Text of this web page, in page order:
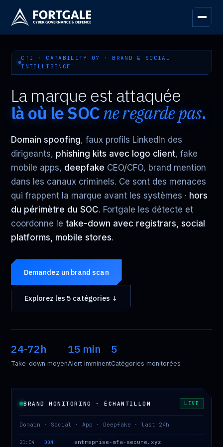
CTI · CAPABILITY 07 · BRAND & SOCIAL
INTELLIGENCE
La marque est attaquée
là où le SOCne regarde pas.
Domain spoofing, faux profils LinkedIn des
dirigeants, phishing kits avec logo client, fake
mobile apps, deepfake CEO/CFO, brand mention
dans les canaux criminels. Ce sont des menaces
qui frappent la marque avant les systèmes · hors
du périmètre du SOC. Fortgale les détecte et
coordonne le take-down avec registrars, social
platforms, mobile stores.
Demandez un brand scan
Explorez les 5 catégories ↓
24-72h
Take-down moyen
15 min
Alert imminent
5
Catégories monitorées
BRAND MONITORING · ÉCHANTILLON LIVE
Domain · Social · App · Deepfake · last 24h
21:04 DOM entreprise-mfa-secure.xyz